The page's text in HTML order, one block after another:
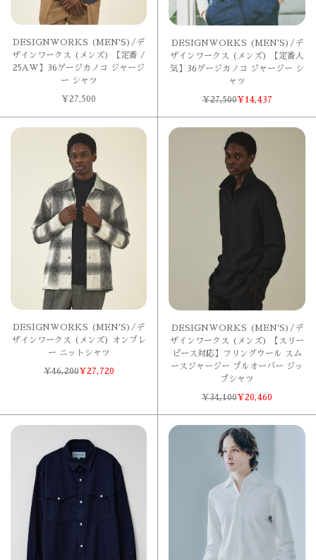
DESIGNWORKS (MEN'S)/デ
ザインワークス (メンズ) 【定番 /
25AW】36ゲージカノコ ジャージ
ー シャツ
¥27,500
DESIGNWORKS (MEN'S)/デ
ザインワークス (メンズ) 【定番人
気】36ゲージカノコ ジャージー シ
ャツ
¥27,500¥ 14,437
DESIGNWORKS (MEN'S)/デ
ザインワークス (メンズ) オンブレ
ー ニットシャツ
¥46,200¥27,720
DESIGNWORKS (MEN'S)/デ
ザインワークス (メンズ) 【スリー
ピース対応】フリングウール スム
ースジャージー プルオーバー ジッ
プシャツ
¥34,100¥20,460